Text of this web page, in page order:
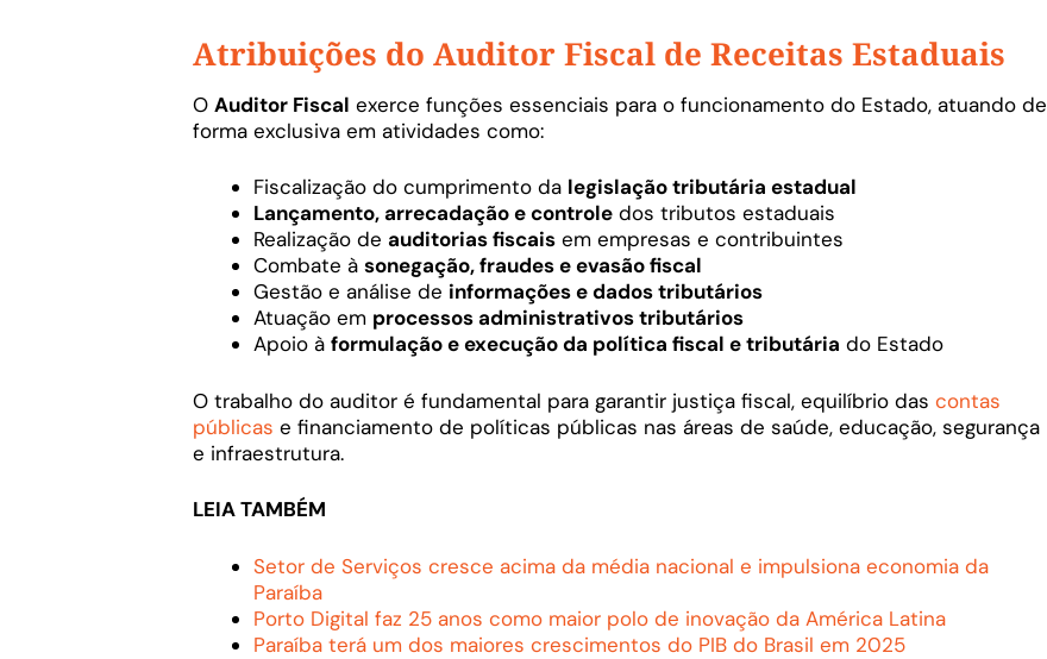
Atribuições do Auditor Fiscal de Receitas Estaduais
O Auditor Fiscal exerce funções essenciais para o funcionamento do Estado, atuando de
forma exclusiva em atividades como:
Fiscalização do cumprimento da legislação tributária estadual
Lançamento, arrecadação e controle dos tributos estaduais
Realização de auditorias fiscais em empresas e contribuintes
Combate à sonegação, fraudes e evasão fiscal
Gestão e análise de informações e dados tributários
Atuação em processos administrativos tributários
Apoio à formulação e execução da política fiscal e tributária do Estado
O trabalho do auditor é fundamental para garantir justiça fiscal, equilíbrio das contas
públicas e financiamento de políticas públicas nas áreas de saúde, educação, segurança
e infraestrutura.
LEIA TAMBÉM
Setor de Serviços cresce acima da média nacional e impulsiona economia da
Paraíba
Porto Digital faz 25 anos como maior polo de inovação da América Latina
Paraíba terá um dos maiores crescimentos do PIB do Brasil em 2025